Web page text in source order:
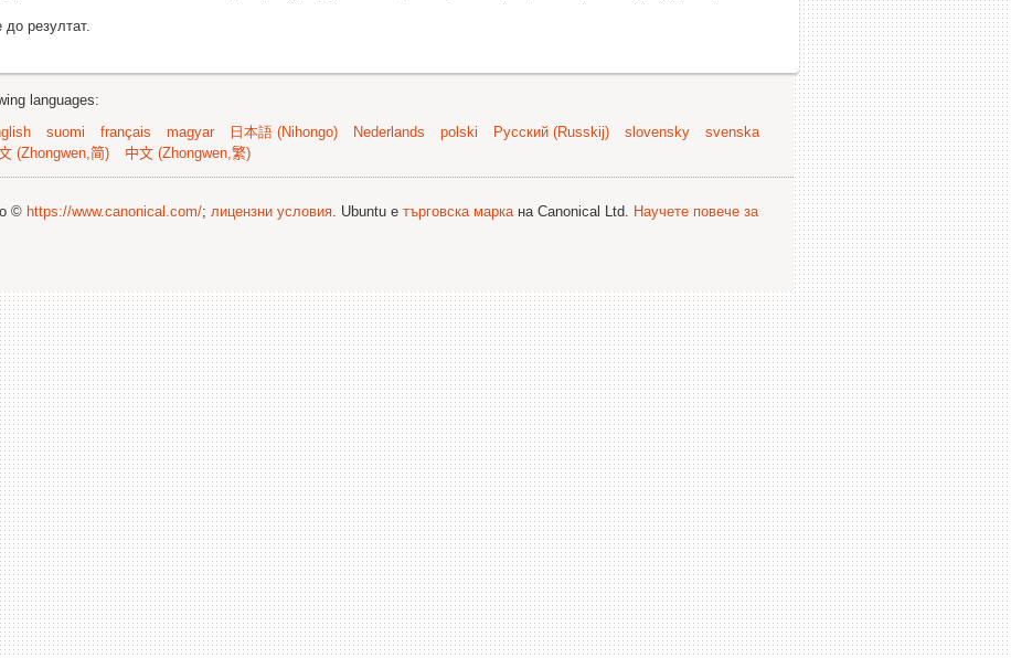
резултат.
languages:
suomi français magyar 日本語 (Nihongo) Nederlands polski Русский (Russkij) slovensky
svenska
(Zhongwen,简) 中文 (Zhongwen,繁)
© https://www.canonical.com/; лицензни условия. Ubuntu е търговска маркана Canonical Ltd. Научете повече за